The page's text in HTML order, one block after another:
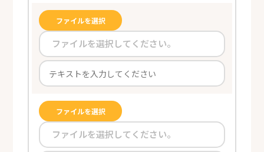
ファイルを選択
ファイルを選択してください。
ファイルを選択
ファイルを選択してください。